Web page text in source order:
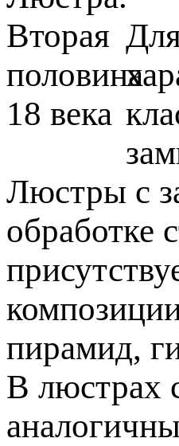
Люстры с
обработке
пирамид,
В люстрах